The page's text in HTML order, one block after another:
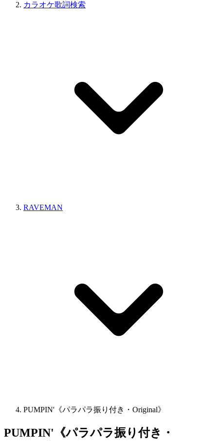
カラオケ歌詞検索
RAVEMAN
PUMPIN'《パラパラ振り付き・Original》
PUMPIN'《パラパラ振り付き・